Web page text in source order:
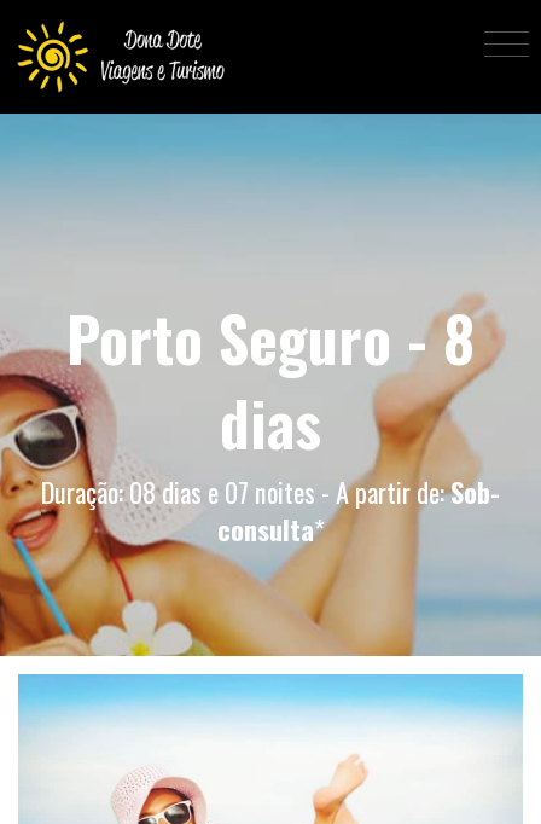
Porto Seguro - 8
dias
Duração: 08 dias e 07 noites - A partir de:Sob-
consulta*